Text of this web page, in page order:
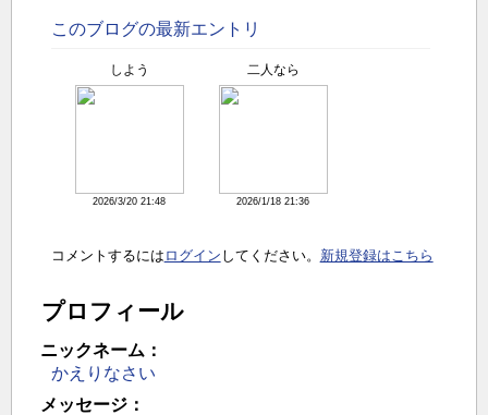
このブログの最新エントリ
しよう
2026/3/20 21:48
二人なら
2026/1/18 21:36
コメントするには ログイン してください。 新規登録はこちら
プロフィール
ニックネーム：
かえりなさい
メッセージ：